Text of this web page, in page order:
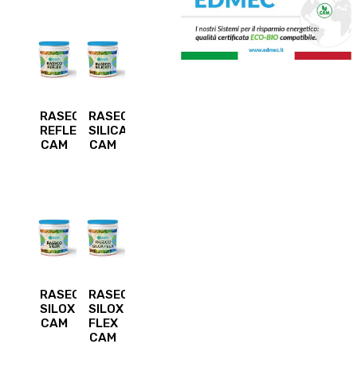
RASECO
REFLEX
CAM
RASECO
SILICATI
CAM
RASECO
SILOX
CAM
RASECO
SILOX
FLEX
CAM